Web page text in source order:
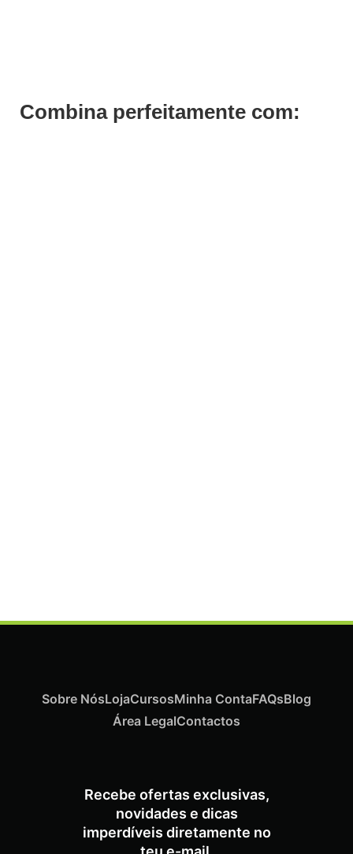
Combina perfeitamente com:
Recebe ofertas exclusivas,
novidades e dicas
imperdíveis diretamente no
Sobre NósLojaCursosMinha ContaFAQsBlog
Área LegalContactos